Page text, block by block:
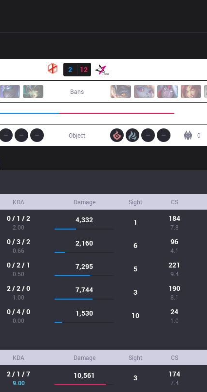
2
12
Bans
0
Object
KDA Damage Sight CS
0 / 1 / 2
2.00
4,332 1 184
7.8
0 / 3 / 2
0.66
2,160 6 96
4.1
0 / 2 / 1
0.50
7,295 5 221
9.4
2 / 2 / 0
1.00
7,744 3 190
8.1
0 / 4 / 0
0.00
1,530 10 24
1.0
KDA Damage Sight CS
2 / 1 / 7
9.00
10,561 3 174
7.4